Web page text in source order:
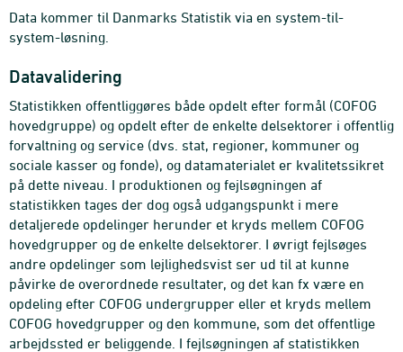
Data kommer til Danmarks Statistik via en system-til-
system-løsning.
Datavalidering
Statistikken offentliggøres både opdelt efter formål (COFOG
hovedgruppe) og opdelt efter de enkelte delsektorer i offentlig
forvaltning og service (dvs. stat, regioner, kommuner og
sociale kasser og fonde), og datamaterialet er kvalitetssikret
på dette niveau. I produktionen og fejlsøgningen af
statistikken tages der dog også udgangspunkt i mere
detaljerede opdelinger herunder et kryds mellem COFOG
hovedgrupper og de enkelte delsektorer. I øvrigt fejlsøges
andre opdelinger som lejlighedsvist ser ud til at kunne
påvirke de overordnede resultater, og det kan fx være en
opdeling efter COFOG undergrupper eller et kryds mellem
COFOG hovedgrupper og den kommune, som det offentlige
arbejdssted er beliggende. I fejlsøgningen af statistikken